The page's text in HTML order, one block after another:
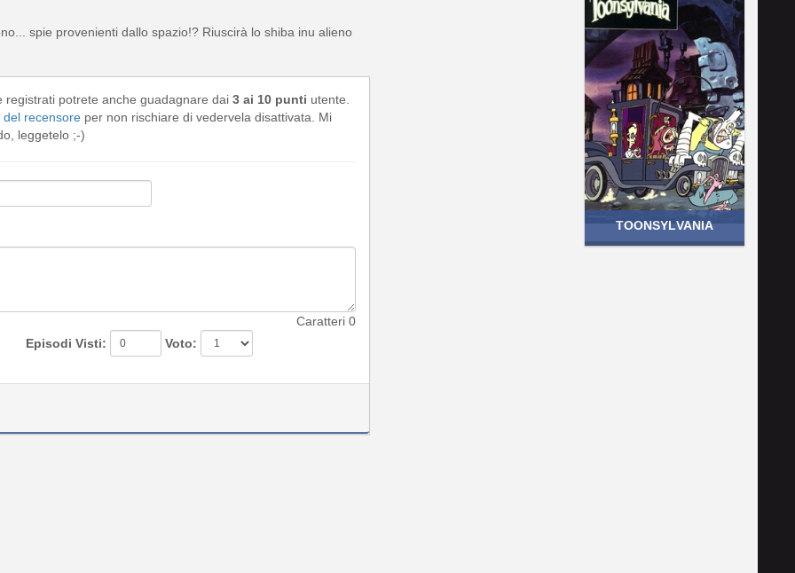
spie provenienti dallo spazio!? Riuscirà lo shiba inu alieno
potrete anche guadagnare dai 3 ai 10 punti utente.
recensore per non rischiare di vedervela disattivata. Mi
leggetelo ;-)
Caratteri 0
Episodi Visti:
Voto:
TOONSYLVANIA